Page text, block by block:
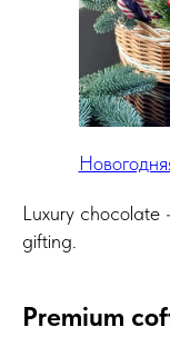
Luxury chocolate
gifting.
Premium